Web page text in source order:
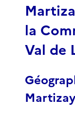
la
Val de
Martizay